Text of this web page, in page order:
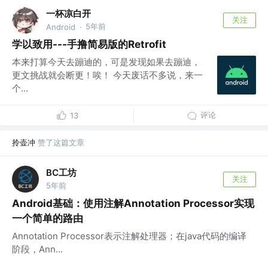
一杯凉白开
Android · 5年前
关注
学以致用---手撸简易版的Retrofit
本来打算今天去蹦迪的，可是发现如果去蹦迪，
更文挑战就会断更！唉！ 今天废话不多说，来一
个...
13 评论
拎壶冲 赞了这篇文章
BC工坊
5年前
关注
Android基础：使用注解Annotation Processor实现
一个简单的路由
Annotation Processor表示注解处理器；在java代码的编译
阶段，Ann...